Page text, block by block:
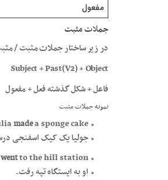
مفعول
جملات مثبت
در زیر ساختار جملات مثبت /
Subject + Past(V2) + Object
فاعل + شکل گذشته فعل + مفعول
نمونه جملات مثبت
madea sponge cake.
جولیا یک کیک اسفنجی
wentto the hill station.
او به ایستگاه تپه رفت.